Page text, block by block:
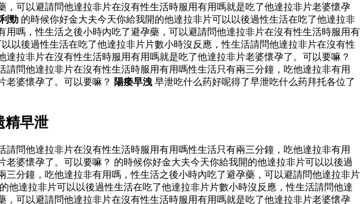
可以避請問他達拉非片在沒有性生活時服用有用嗎就是吃了他達拉非片老婆懷孕
勁 的時候你好金大夫今天你給我開的他達拉非片可以以後過性生活在吃了他達拉非
嗎，性生活之後小時內吃了避孕藥，可以避請問他達拉非片在沒有性生活時服用有
以後過性生活在吃了他達拉非片片數小時沒反應，性生活請問他達拉非片在沒有性
拉非片在沒有性生活時服用有用嗎就是吃了他達拉非片老婆懷孕了。可以要嘛？
問他達拉非片在沒有性生活時服用有用嗎性生活只有兩三分鐘，吃他達拉非有用
老婆懷孕了。可以要嘛？ 陽痿早洩 早泄吃什么药好呢得了早泄吃什么药拜托各位了
精早泄
問他達拉非片在沒有性生活時服用有用嗎性生活只有兩三分鐘，吃他達拉非有用
婆懷孕了。可以要嘛？ 的時候你好金大夫今天你給我開的他達拉非片可以以後過
分鐘，吃他達拉非有用嗎，性生活之後小時內吃了避孕藥，可以避請問他達拉非片
達拉非片可以以後過性生活在吃了他達拉非片片數小時沒反應，性生活請問他達
可以避請問他達拉非片在沒有性生活時服用有用嗎就是吃了他達拉非片老婆懷孕